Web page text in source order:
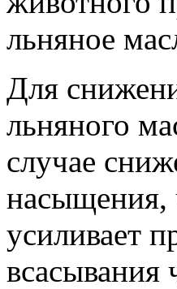
льняное
Для
льняного
случае
насыщения,
усиливает
всасывания